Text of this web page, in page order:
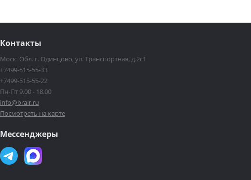
Контакты
Моск. Обл. г. Одинцово, ул. Транспортная, д.2с1
+7499-515-55-33
+7499-515-55-22
Пн-Пт 9.00 - 18.00
info@brair.ru
Посмотреть на карте
Мессенджеры